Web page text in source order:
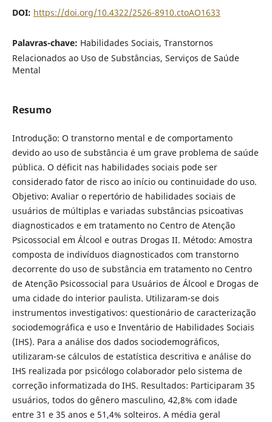
DOI: https://doi.org/10.4322/2526-8910.ctoAO1633
Palavras-chave: Habilidades Sociais, Transtornos
Relacionados ao Uso de Substâncias, Serviços de Saúde
Mental
Resumo
Introdução: O transtorno mental e de comportamento
devido ao uso de substância é um grave problema de saúde
pública. O déficit nas habilidades sociais pode ser
considerado fator de risco ao início ou continuidade do uso.
Objetivo: Avaliar o repertório de habilidades sociais de
usuários de múltiplas e variadas substâncias psicoativas
diagnosticados e em tratamento no Centro de Atenção
Psicossocial em Álcool e outras Drogas II. Método: Amostra
composta de indivíduos diagnosticados com transtorno
decorrente do uso de substância em tratamento no Centro
de Atenção Psicossocial para Usuários de Álcool e Drogas de
uma cidade do interior paulista. Utilizaram-se dois
instrumentos investigativos: questionário de caracterização
sociodemográfica e uso e Inventário de Habilidades Sociais
(IHS). Para a análise dos dados sociodemográficos,
utilizaram-se cálculos de estatística descritiva e análise do
IHS realizada por psicólogo colaborador pelo sistema de
correção informatizada do IHS. Resultados: Participaram 35
usuários, todos do gênero masculino, 42,8% com idade
entre 31 e 35 anos e 51,4% solteiros. A média geral